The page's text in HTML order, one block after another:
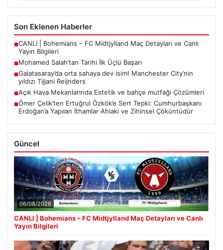
Son Eklenen Haberler
■CANLI | Bohemians – FC Midtjylland Maç Detayları ve Canlı
Yayın Bilgileri
■Mohamed Salah’tan Tarihi İlk Üçlü Başarı
■Galatasaray’da orta sahaya dev isim! Manchester City’nin
yıldızı Tijjani Reijnders
■Açık Hava Mekanlarında Estetik ve bahçe mutfağı Çözümleri
■Ömer Çelik’ten Ertuğrul Özkök’e Sert Tepki: Cumhurbaşkanı
Erdoğan’a Yapılan İthamlar Ahlaki ve Zihinsel Çöküntüdür
Güncel
06/08/2026
CANLI | Bohemians – FC Midtjylland Maç Detayları ve Canlı
Yayın Bilgileri